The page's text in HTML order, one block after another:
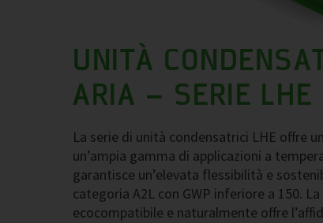
UNITÀ
ARIA – SERIE LHE
La serie di unità condensatrici LHE offre
un’ampia gamma di applicazioni a
garantisce un’elevata flessibilità e
categoria A2L con GWP inferiore a 150.
ecocompatibile e naturalmente offre